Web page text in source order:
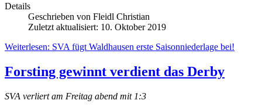
Details
Geschrieben von Fleidl Christian
Zuletzt aktualisiert: 10. Oktober 2019
Weiterlesen: SVA fügt Waldhausen erste Saisonniederlage bei!
Forsting gewinnt verdient das Derby
SVA verliert am Freitag abend mit 1:3